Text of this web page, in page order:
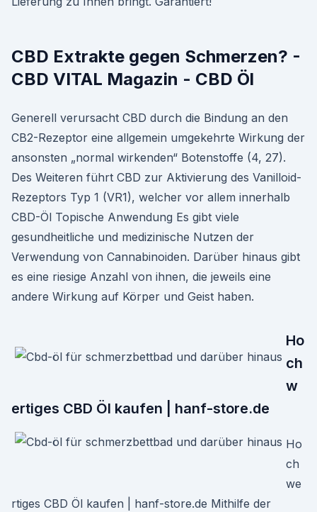
CBD Extrakte gegen Schmerzen? -
CBD VITAL Magazin - CBD Öl
Generell verursacht CBD durch die Bindung an den
CB2-Rezeptor eine allgemein umgekehrte Wirkung der
ansonsten „normal wirkenden“ Botenstoffe (4, 27).
Des Weiteren führt CBD zur Aktivierung des Vanilloid-
Rezeptors Typ 1 (VR1), welcher vor allem innerhalb
CBD-Öl Topische Anwendung Es gibt viele
gesundheitliche und medizinische Nutzen der
Verwendung von Cannabinoiden. Darüber hinaus gibt
es eine riesige Anzahl von ihnen, die jeweils eine
andere Wirkung auf Körper und Geist haben.
Ho
ch
w
ertiges CBD Öl kaufen | hanf-store.de
Ho
ch
we
rtiges CBD Öl kaufen | hanf-store.de Mithilfe der